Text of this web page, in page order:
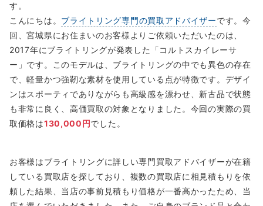
す。
こんにちは。 ブライトリング専門の買取アドバイザーです。今
回、宮城県にお住まいのお客様よりご依頼いただいたのは、
2017年にブライトリングが発表した「コルトスカイレーサ
ー」です。このモデルは、ブライトリングの中でも異色の存在
で、軽量かつ強靭な素材を使用している点が特徴です。デザイ
ンはスポーティでありながらも高級感を漂わせ、新古品で状態
も非常に良く、高価買取の対象となりました。今回の実際の買
取価格は130,000円でした。
お客様はブライトリングに詳しい専門買取アドバイザーが在籍
している買取店を探しており、複数の買取店に相見積もりを依
頼した結果、当店の事前見積もり価格が一番高かったため、当